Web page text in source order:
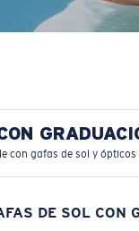
con gafas de sol y
DE SOL CON